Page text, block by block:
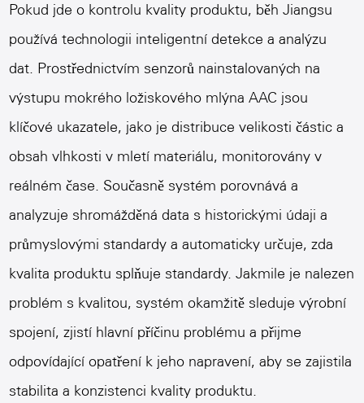
Pokud jde o kontrolu kvality produktu, běh Jiangsu
používá technologii inteligentní detekce a analýzu
dat. Prostřednictvím senzorů nainstalovaných na
výstupu mokrého ložiskového mlýna AAC jsou
klíčové ukazatele, jako je distribuce velikosti částic a
obsah vlhkosti v mletí materiálu, monitorovány v
reálném čase. Současně systém porovnává a
analyzuje shromážděná data s historickými údaji a
průmyslovými standardy a automaticky určuje, zda
kvalita produktu splňuje standardy. Jakmile je nalezen
problém s kvalitou, systém okamžitě sleduje výrobní
spojení, zjistí hlavní příčinu problému a přijme
odpovídající opatření k jeho napravení, aby se zajistila
stabilita a konzistenci kvality produktu.